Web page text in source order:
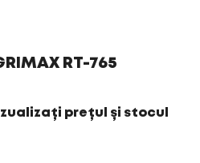
RT-765
prețul și stocul